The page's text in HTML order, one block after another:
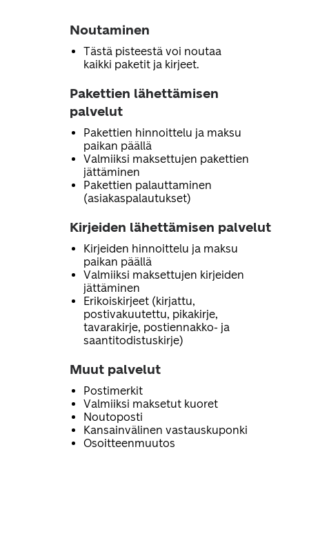
Noutaminen
Tästä pisteestä voi noutaa
kaikki paketit ja kirjeet.
Pakettien lähettämisen
palvelut
Pakettien hinnoittelu ja maksu
paikan päällä
Valmiiksi maksettujen pakettien
jättäminen
Pakettien palauttaminen
(asiakaspalautukset)
Kirjeiden lähettämisen palvelut
Kirjeiden hinnoittelu ja maksu
paikan päällä
Valmiiksi maksettujen kirjeiden
jättäminen
Erikoiskirjeet (kirjattu,
postivakuutettu, pikakirje,
tavarakirje, postiennakko- ja
saantitodistuskirje)
Muut palvelut
Postimerkit
Valmiiksi maksetut kuoret
Noutoposti
Kansainvälinen vastauskuponki
Osoitteenmuutos